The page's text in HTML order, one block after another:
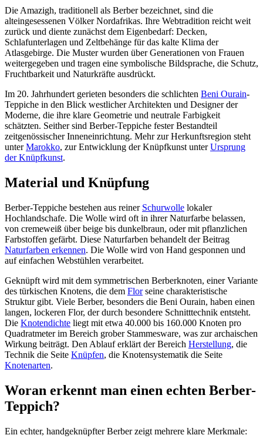
Die Amazigh, traditionell als Berber bezeichnet, sind die
alteingesessenen Völker Nordafrikas. Ihre Webtradition reicht weit
zurück und diente zunächst dem Eigenbedarf: Decken,
Schlafunterlagen und Zeltbehänge für das kalte Klima der
Atlasgebirge. Die Muster wurden über Generationen von Frauen
weitergegeben und tragen eine symbolische Bildsprache, die Schutz,
Fruchtbarkeit und Naturkräfte ausdrückt.
Im 20. Jahrhundert gerieten besonders die schlichten Beni Ourain-
Teppiche in den Blick westlicher Architekten und Designer der
Moderne, die ihre klare Geometrie und neutrale Farbigkeit
schätzten. Seither sind Berber-Teppiche fester Bestandteil
zeitgenössischer Inneneinrichtung. Mehr zur Herkunftsregion steht
unterMarokko, zur Entwicklung der Knüpfkunst unterUrsprung
der Knüpfkunst.
Material und Knüpfung
Berber-Teppiche bestehen aus reiner Schurwolle lokaler
Hochlandschafe. Die Wolle wird oft in ihrer Naturfarbe belassen,
von cremeweiß über beige bis dunkelbraun, oder mit pflanzlichen
Farbstoffen gefärbt. Diese Naturfarben behandelt der Beitrag
Naturfarben erkennen. Die Wolle wird von Hand gesponnen und
auf einfachen Webstühlen verarbeitet.
Geknüpft wird mit dem symmetrischen Berberknoten, einer Variante
des türkischen Knotens, die dem Florseine charakteristische
Struktur gibt. Viele Berber, besonders die Beni Ourain, haben einen
langen, lockeren Flor, der durch besondere Schnitttechnik entsteht.
Die Knotendichte liegt mit etwa 40.000 bis 160.000 Knoten pro
Quadratmeter im Bereich grober Stammesware, was zur archaischen
Wirkung beiträgt. Den Ablauf erklärt der Bereich Herstellung, die
Technik die Seite Knüpfen, die Knotensystematik die Seite
Knotenarten.
Woran erkennt man einen echten Berber-
Teppich?
Ein echter, handgeknüpfter Berber zeigt mehrere klare Merkmale: